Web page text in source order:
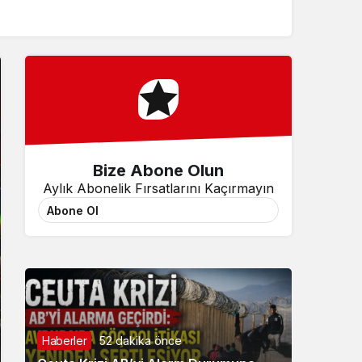
Bize Abone Olun
Aylık Abonelik Fırsatlarını Kaçırmayın
Abone Ol
Haberler 52 dakika önce